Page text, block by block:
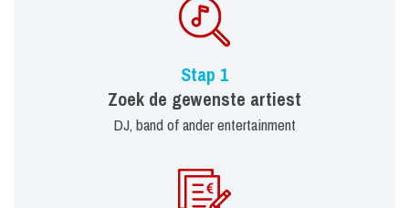
Stap 1
Zoek de gewenste artiest
DJ, band of ander entertainment